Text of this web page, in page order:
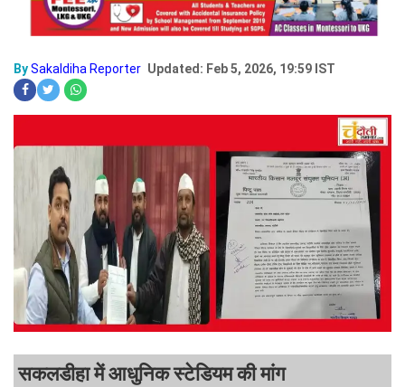
BySakaldiha Reporter Updated: Feb 5, 2026, 19:59 IST
सकलडीहा में आधुनिक स्टेडियम की मांग